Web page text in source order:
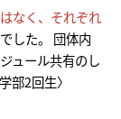
なく、それぞれ
した。 団体内
ュール共有のし
部2回生〉